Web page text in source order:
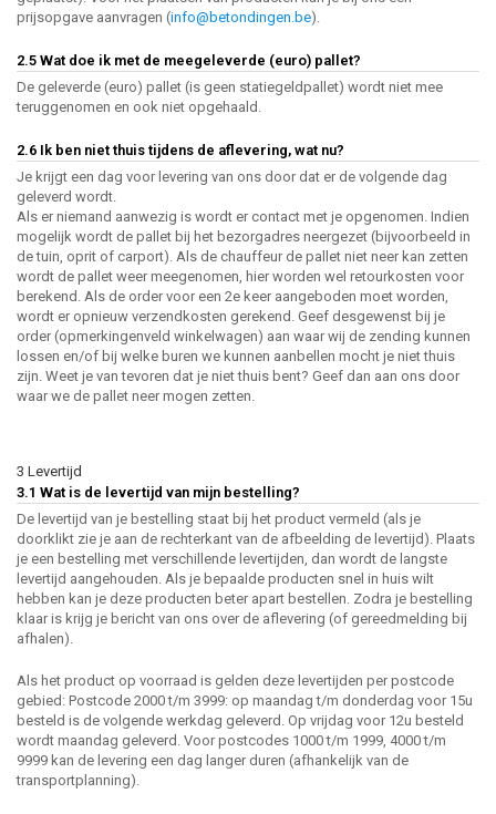
prijsopgave aanvragen (info@betondingen.be).
2.5 Wat doe ik met de meegeleverde (euro) pallet?
De geleverde (euro) pallet (is geen statiegeldpallet) wordt niet mee
teruggenomen en ook niet opgehaald.
2.6 Ik ben niet thuis tijdens de aflevering, wat nu?
Je krijgt een dag voor levering van ons door dat er de volgende dag
geleverd wordt.
Als er niemand aanwezig is wordt er contact met je opgenomen. Indien
mogelijk wordt de pallet bij het bezorgadres neergezet (bijvoorbeeld in
de tuin, oprit of carport). Als de chauffeur de pallet niet neer kan zetten
wordt de pallet weer meegenomen, hier worden wel retourkosten voor
berekend. Als de order voor een 2e keer aangeboden moet worden,
wordt er opnieuw verzendkosten gerekend. Geef desgewenst bij je
order (opmerkingenveld winkelwagen) aan waar wij de zending kunnen
lossen en/of bij welke buren we kunnen aanbellen mocht je niet thuis
zijn. Weet je van tevoren dat je niet thuis bent? Geef dan aan ons door
waar we de pallet neer mogen zetten.
3 Levertijd
3.1 Wat is de levertijd van mijn bestelling?
De levertijd van je bestelling staat bij het product vermeld (als je
doorklikt zie je aan de rechterkant van de afbeelding de levertijd). Plaats
je een bestelling met verschillende levertijden, dan wordt de langste
levertijd aangehouden. Als je bepaalde producten snel in huis wilt
hebben kan je deze producten beter apart bestellen. Zodra je bestelling
klaar is krijg je bericht van ons over de aflevering (of gereedmelding bij
afhalen).
Als het product op voorraad is gelden deze levertijden per postcode
gebied: Postcode 2000 t/m 3999: op maandag t/m donderdag voor 15u
besteld is de volgende werkdag geleverd. Op vrijdag voor 12u besteld
wordt maandag geleverd. Voor postcodes 1000 t/m 1999, 4000 t/m
9999 kan de levering een dag langer duren (afhankelijk van de
transportplanning).